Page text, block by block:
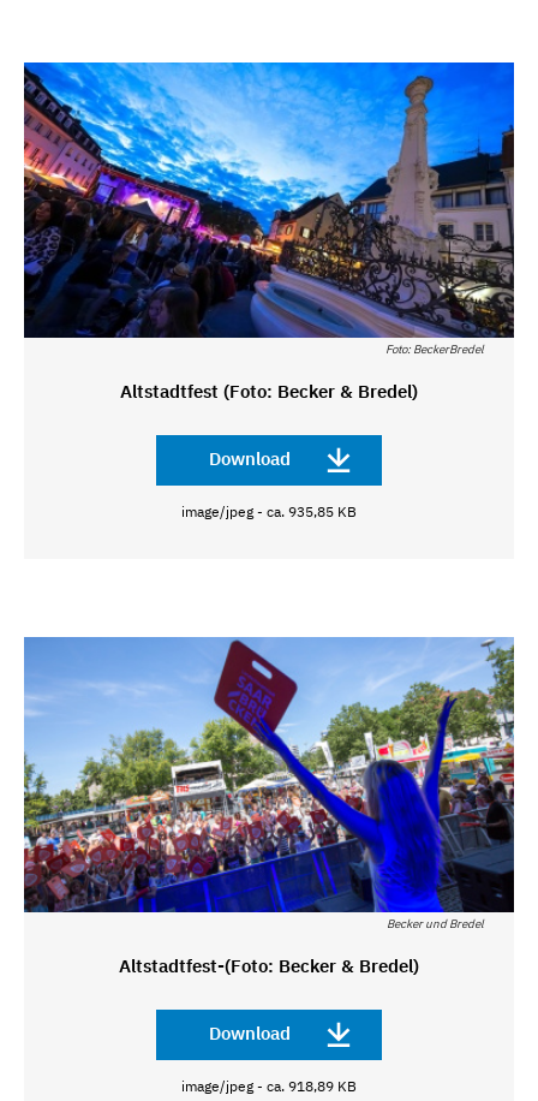
Foto: BeckerBredel
Altstadtfest (Foto: Becker & Bredel)
Download
image/jpeg - ca. 935,85 KB
Becker und Bredel
Altstadtfest-(Foto: Becker & Bredel)
Download
image/jpeg - ca. 918,89 KB